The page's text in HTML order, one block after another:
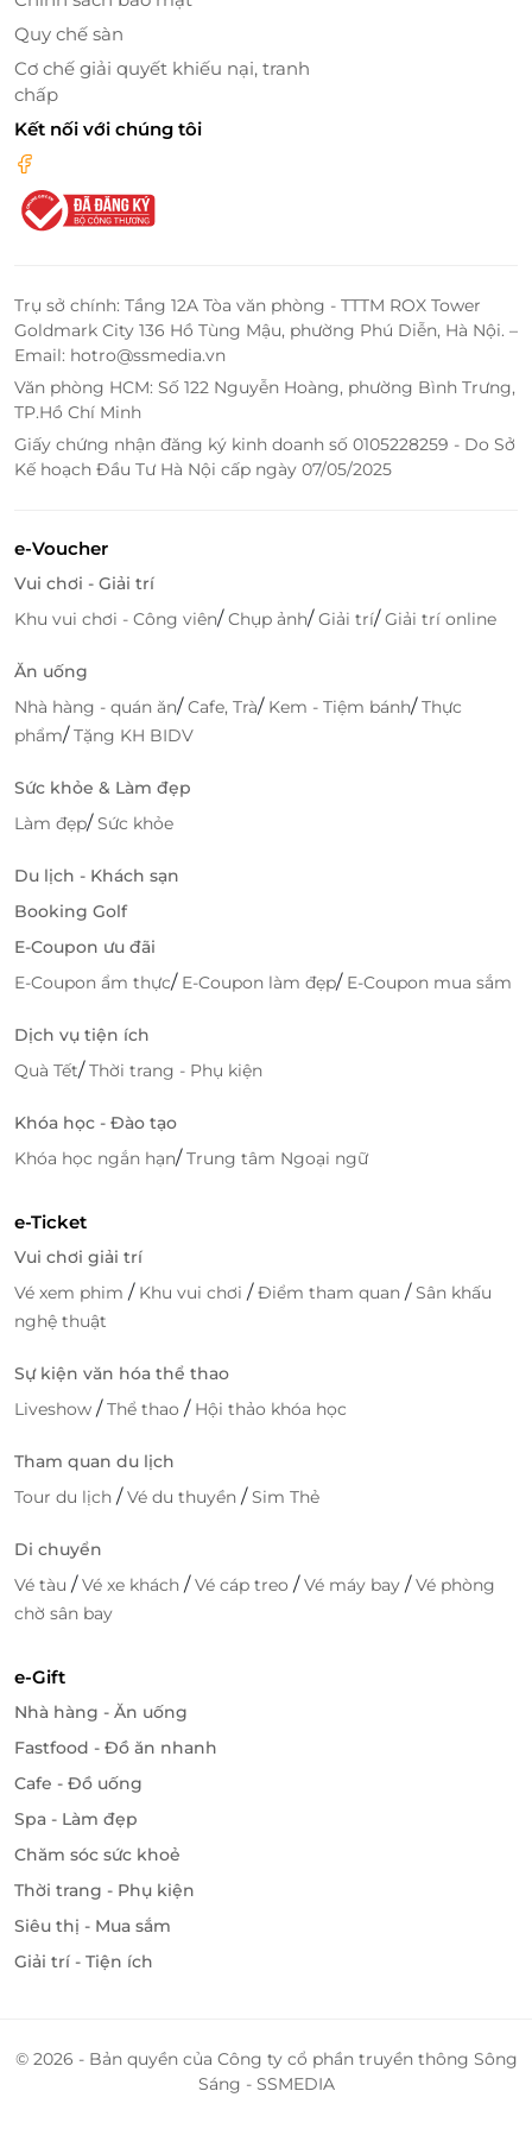
Ưu điểm nổi bật chỉ có tại Ngọc Dung
Điểm cộng lớn của liệu trình chính là sử dụng mực
phun chiết xuất hoàn toàn từ thảo dược thiên nhiên
- an toàn và lành tính với mọi loại da, kể cả làn da
nhạy cảm. Mực được sản xuất theo tiêu chuẩn khắt
được giám sát và thao tác bởi đội ngũ kỹ thuật viên
kinh nghiệm cao, từng tu nghiệp tại các nước nổi
tiếng về lĩnh vực thẩm mỹ, đảm bảo kết quả cuối
cùng không chỉ đẹp mà còn vô cùng hài hoà, tự
nhiên, phù hợp từng khuôn mặt.
Săn deal ưu đãi tại LifeLink cực dễ dàng
Tại sao nên đặt dịch vụ tại LifeLink?
làm đẹp tại cơ sở cao cấp.
e-Voucher tiện lợi, dễ đặt lịch - không lo chen
LifeLink cam kết hợp tác với các thương hiệu
làm đẹp uy tín - chất lượng.
Hỗ trợ đặt lịch trước 24h để được phục vụ nhanh
chóng - chu đáo.
thế
Chỉ với một vài thao tác đơn giản trên
đã có thể sở hữu ngay e-Voucher Phun môi Perfect
Lips tại Thẩm mỹ viện Ngọc Dung với ưu đãi hấp
dẫn. Đừng bỏ lỡ cơ hội để nâng tầm vẻ đẹp tự nhiên
ngày mà không cần tô vẽ cầu kỳ!
Quy chế sàn
Cơ chế giải quyết khiếu nại, tranh
chấp
Kết nối với chúng tôi
Trụ sở chính: Tầng 12A Tòa văn phòng - TTTM ROX Tower
Goldmark City 136 Hồ Tùng Mậu, phường Phú Diễn, Hà Nội. –
Email: hotro@ssmedia.vn
Văn phòng HCM: Số 122 Nguyễn Hoàng, phường Bình Trưng,
TP.Hồ Chí Minh
Giấy chứng nhận đăng ký kinh doanh số 0105228259 - Do Sở
Kế hoạch Đầu Tư Hà Nội cấp ngày 07/05/2025
e-Voucher
Vui chơi - Giải trí
Khu vui chơi - Công viên/Chụp ảnh/Giải trí/Giải trí online
Ăn uống
Nhà hàng - quán ăn/Cafe, Trà/ Kem - Tiệm bánh/Thực
phẩm/Tặng KH BIDV
Sức khỏe & Làm đẹp
Làm đẹp/Sức khỏe
Du lịch - Khách sạn
Booking Golf
E-Coupon ưu đãi
E-Coupon ẩm thực/ E-Coupon làm đẹp/ E-Coupon mua sắm
Dịch vụ tiện ích
Quà Tết/Thời trang - Phụ kiện
Khóa học - Đào tạo
Khóa học ngắn hạn/Trung tâm Ngoại ngữ
e-Ticket
Vui chơi giải trí
Vé xem phim / Khu vui chơi /Điểm tham quan /Sân khấu
nghệ thuật
Sự kiện văn hóa thể thao
Liveshow /Thể thao / Hội thảo khóa học
Tham quan du lịch
Tour du lịch /Vé du thuyền /Sim Thẻ
Di chuyển
Vé tàu /Vé xe khách /Vé cáp treo /Vé máy bay /Vé phòng
chờ sân bay
e-Gift
Nhà hàng - Ăn uống
Fastfood - Đồ ăn nhanh
Cafe - Đồ uống
Spa - Làm đẹp
Chăm sóc sức khoẻ
Thời trang - Phụ kiện
Siêu thị - Mua sắm
Giải trí - Tiện ích
© 2026 - Bản quyền của Công ty cổ phần truyền thông Sông
Sáng - SSMEDIA